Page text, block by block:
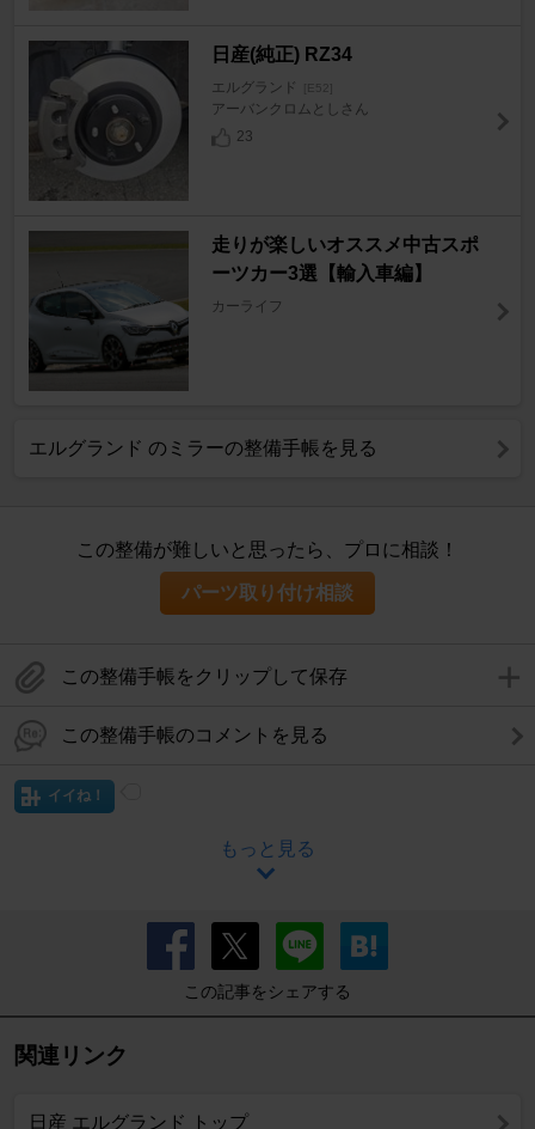
日産(純正) RZ34
エルグランド [E52]
アーバンクロムとしさん
23
走りが楽しいオススメ中古スポ
ーツカー3選【輸入車編】
カーライフ
エルグランド のミラーの整備手帳を見る
この整備が難しいと思ったら、プロに相談！
パーツ取り付け相談
この整備手帳をクリップして保存
この整備手帳のコメントを見る
イイね！
もっと見る
この記事をシェアする
関連リンク
日産 エルグランド トップ